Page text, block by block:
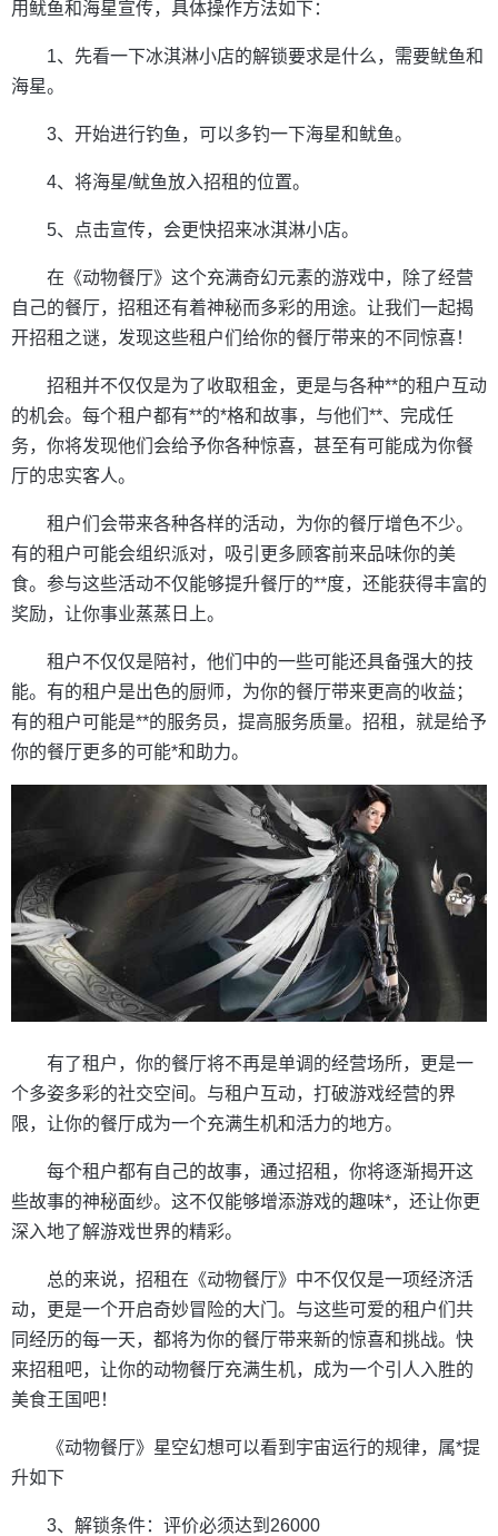
用鱿鱼和海星宣传，具体操作方法如下：
1、先看一下冰淇淋小店的解锁要求是什么，需要鱿鱼和
海星。
3、开始进行钓鱼，可以多钓一下海星和鱿鱼。
4、将海星/鱿鱼放入招租的位置。
5、点击宣传，会更快招来冰淇淋小店。
在《动物餐厅》这个充满奇幻元素的游戏中，除了经营
自己的餐厅，招租还有着神秘而多彩的用途。让我们一起揭
开招租之谜，发现这些租户们给你的餐厅带来的不同惊喜！
招租并不仅仅是为了收取租金，更是与各种**的租户互动
的机会。每个租户都有**的*格和故事，与他们**、完成任
务，你将发现他们会给予你各种惊喜，甚至有可能成为你餐
厅的忠实客人。
租户们会带来各种各样的活动，为你的餐厅增色不少。
有的租户可能会组织派对，吸引更多顾客前来品味你的美
食。参与这些活动不仅能够提升餐厅的**度，还能获得丰富的
奖励，让你事业蒸蒸日上。
租户不仅仅是陪衬，他们中的一些可能还具备强大的技
能。有的租户是出色的厨师，为你的餐厅带来更高的收益；
有的租户可能是**的服务员，提高服务质量。招租，就是给予
你的餐厅更多的可能*和助力。
有了租户，你的餐厅将不再是单调的经营场所，更是一
个多姿多彩的社交空间。与租户互动，打破游戏经营的界
限，让你的餐厅成为一个充满生机和活力的地方。
每个租户都有自己的故事，通过招租，你将逐渐揭开这
些故事的神秘面纱。这不仅能够增添游戏的趣味*，还让你更
深入地了解游戏世界的精彩。
总的来说，招租在《动物餐厅》中不仅仅是一项经济活
动，更是一个开启奇妙冒险的大门。与这些可爱的租户们共
同经历的每一天，都将为你的餐厅带来新的惊喜和挑战。快
来招租吧，让你的动物餐厅充满生机，成为一个引人入胜的
美食王国吧！
《动物餐厅》星空幻想可以看到宇宙运行的规律，属*提
升如下
3、解锁条件：评价必须达到26000